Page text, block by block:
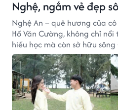
Nghệ, ngắm vẻ đẹp
Nghệ An – quê hương của
Hồ Văn Cường, không chỉ
hiếu học mà còn sở hữu
vẻ đẹp hoang sơ giữa đại